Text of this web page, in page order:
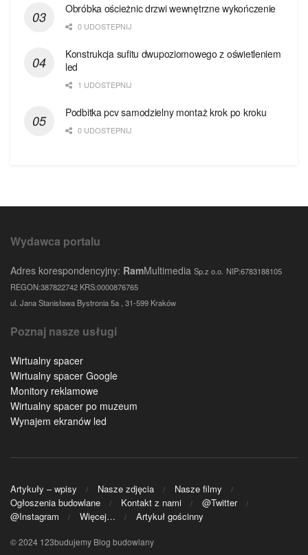
Obróbka ościeżnic drzwi wewnętrzne wykończenie
0 UDOSTEPNIJ
Konstrukcja sufitu dwupoziomowego z oświetleniem
led
1 UDOSTEPNIJ
Podbitka pcv samodzielny montaż krok po kroku
0 UDOSTEPNIJ
Wydawca portalu
Adres korespondencyjny: RamMultimedia Sp.z o.o. NIP:6783188105
REGON:387822742 KRS:0000876765
ul. Jana Stanisława Bystronia 5a , 31-599 Kraków
Poznaj nasze usługi
Wirtualny spacer
Wirtualny spacer Google
Monitory reklamowe
Wirtualny spacer po muzeum
Wynajem ekranów led
Artykuły – wpisy Nasze zdjęcia
Nasze filmy
Ogłoszenia budowlane
Kontakt z nami
@Twitter
@Instagram
Więcej… Artykuł gościnny
© 2024 123budujemy Blog budowlany